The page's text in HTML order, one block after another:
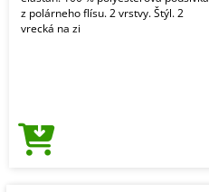
z polárneho flísu. 2 vrstvy. Štýl. 2
vrecká na zi